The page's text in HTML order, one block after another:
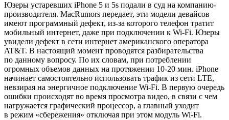
Юзеры устаревших iPhone 5 и 5s подали в суд на компанию-
производителя. MacRumors передает, эти модели девайсов
имеют программный дефект, из-за которого телефон тратит
мобильный интернет, даже при подключении к Wi-Fi. Юзеры
увидели дефект в сети интернет американского оператора
AT&T. В настоящий момент проводятся разбирательства
по данному вопросу. По их словам, при потреблении
огромных объемов данных на протяжении 10-20 мин. iPhone
начинает самостоятельно использовать трафик из сети LTE,
невзирая на энергичное подключение Wi-Fi. В первую очередь
ошибки происходят во время просмотра видео, в связи с чем
нагружается графический процессор, а главный уходит
в режим «сбережения» отключая при этом модуль Wi-Fi.